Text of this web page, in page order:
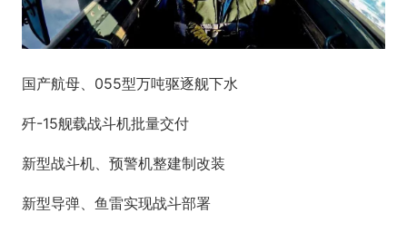
国产航母、055型万吨驱逐舰下水
歼-15舰载战斗机批量交付
新型战斗机、预警机整建制改装
新型导弹、鱼雷实现战斗部署